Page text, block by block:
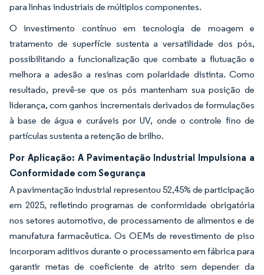
para linhas industriais de múltiplos componentes.
O investimento contínuo em tecnologia de moagem e
tratamento de superfície sustenta a versatilidade dos pós,
possibilitando a funcionalização que combate a flutuação e
melhora a adesão a resinas com polaridade distinta. Como
resultado, prevê-se que os pós mantenham sua posição de
liderança, com ganhos incrementais derivados de formulações
à base de água e curáveis por UV, onde o controle fino de
partículas sustenta a retenção de brilho.
Por Aplicação: A Pavimentação Industrial Impulsiona a
Conformidade com Segurança
A pavimentação industrial representou 52,45% de participação
em 2025, refletindo programas de conformidade obrigatória
nos setores automotivo, de processamento de alimentos e de
manufatura farmacêutica. Os OEMs de revestimento de piso
incorporam aditivos durante o processamento em fábrica para
garantir metas de coeficiente de atrito sem depender da